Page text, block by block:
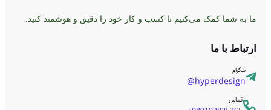
ما به شما کمک می‌کنیم تا کسب و کار خود را دقیق و هوشمند کنید.
ارتباط با ما
تلگرام
hyperdesign@
تماس